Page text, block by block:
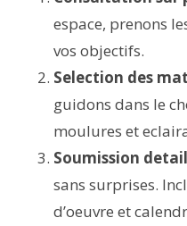
espace, prenons
vos objectifs.
Selection des
guidons dans le
moulures et
Soumission
sans surprises.
d’oeuvre et